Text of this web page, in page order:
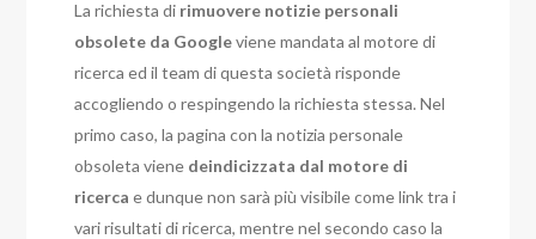
La richiesta di rimuovere notizie personali
obsolete da Googleviene mandata al motore di
ricerca ed il team di questa società risponde
accogliendo o respingendo la richiesta stessa. Nel
primo caso, la pagina con la notizia personale
obsoleta viene deindicizzata dal motore di
ricerca e dunque non sarà più visibile come link tra i
vari risultati di ricerca, mentre nel secondo caso la